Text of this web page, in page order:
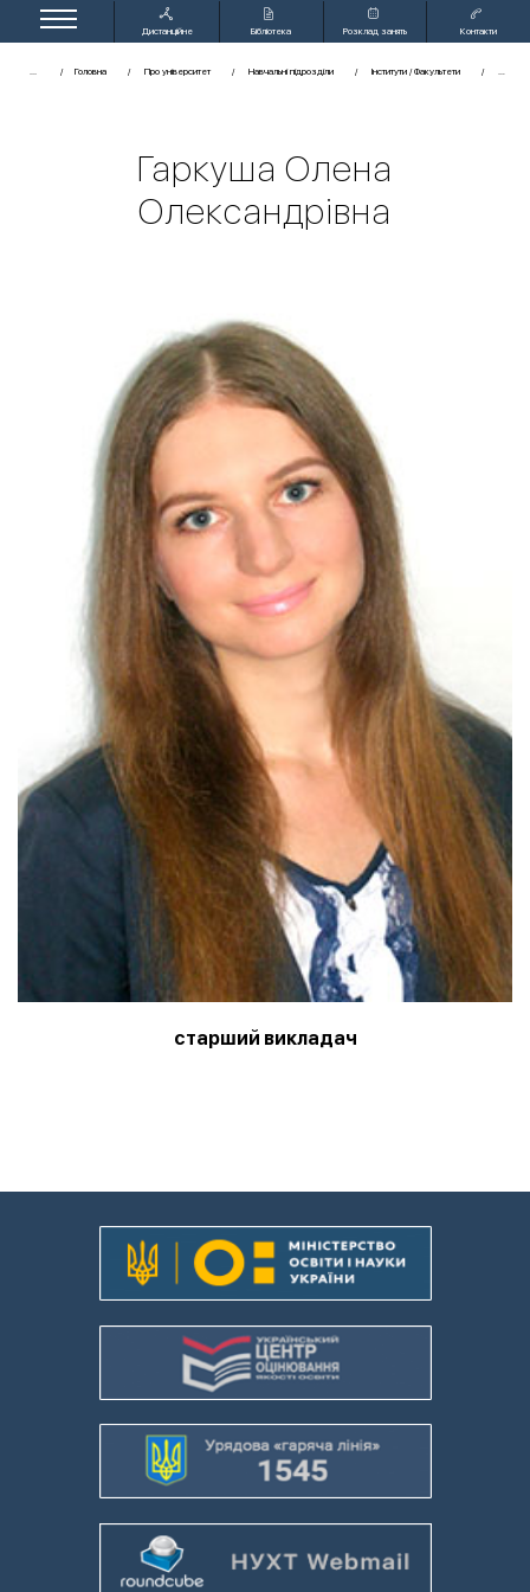
Дистанційне
Бібліотека Розклад занять Контакти
... Головна Про університет Навчальні підрозділи Інститути / Факультети
Гаркуша Олена
Олександрівна
старший викладач